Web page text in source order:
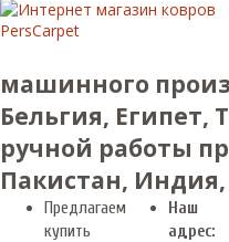
машинного
Бельгия, Египет,
ручной работы
Пакистан,
Предлагаем
купить
Наш
адрес: